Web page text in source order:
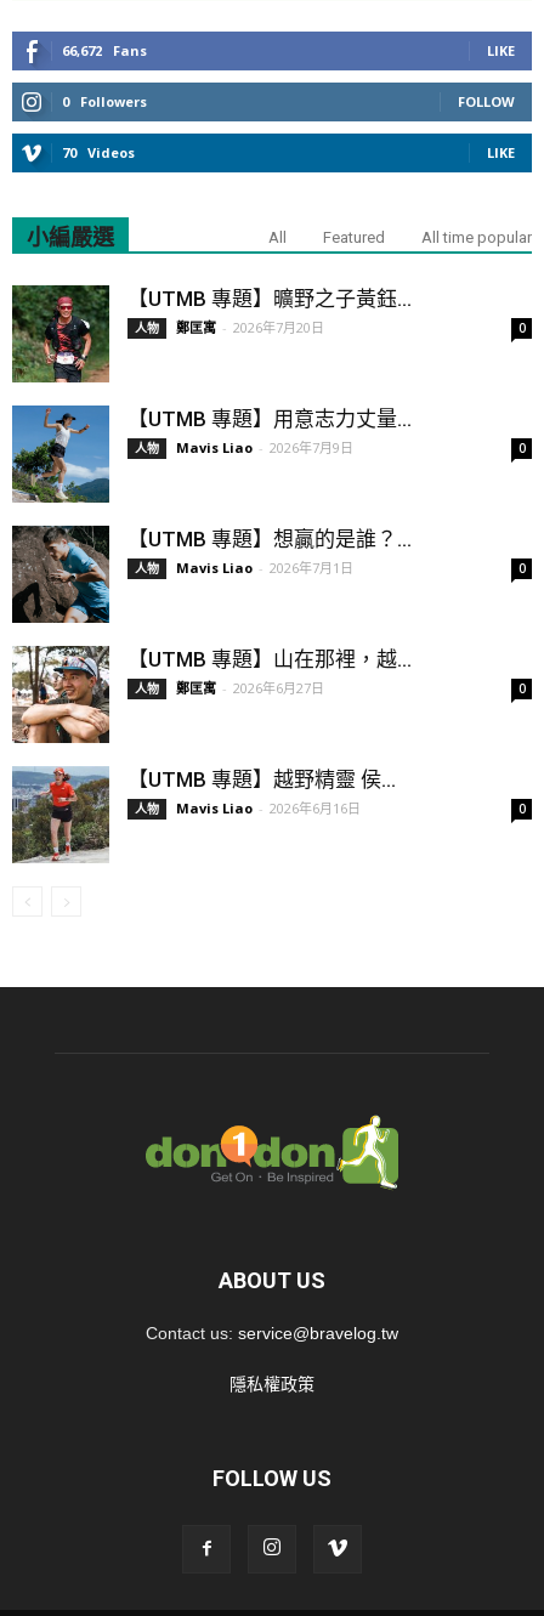
66,672 Fans LIKE
0 Followers FOLLOW
70 Videos LIKE
小編嚴選 All Featured All time popular
【UTMB 專題】曠野之子黃鈺...
人物 鄭匡寓 - 2026年7月20日 0
【UTMB 專題】用意志力丈量...
人物 Mavis Liao - 2026年7月9日 0
【UTMB 專題】想贏的是誰？...
人物 Mavis Liao - 2026年7月1日 0
【UTMB 專題】山在那裡，越...
人物 鄭匡寓 - 2026年6月27日 0
【UTMB 專題】越野精靈 侯...
人物 Mavis Liao - 2026年6月16日 0
ABOUT US
Contact us: service@bravelog.tw
隱私權政策
FOLLOW US